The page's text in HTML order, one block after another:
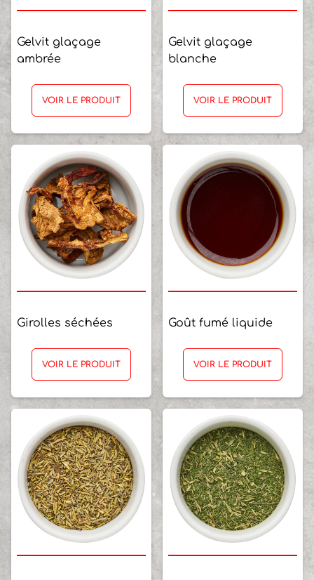
Gelvit glaçage
ambrée
VOIR LE PRODUIT
Gelvit glaçage
blanche
VOIR LE PRODUIT
Girolles séchées
VOIR LE PRODUIT
Goût fumé liquide
VOIR LE PRODUIT